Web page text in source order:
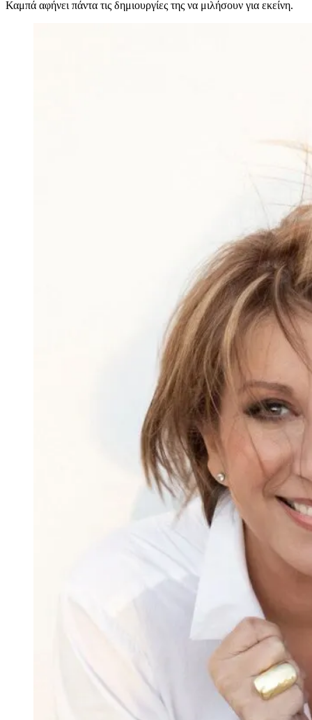
Καμπά αφήνει πάντα τις δημιουργίες της να μιλήσουν για εκείνη.